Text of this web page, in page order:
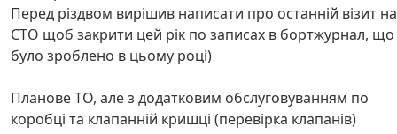
Перед різдвом вирішив написати про останній візит на
СТО щоб закрити цей рік по записах в бортжурнал, що
було зроблено в цьому році)
Планове ТО, але з додатковим обслуговуванням по
коробці та клапанній кришці (перевірка клапанів)